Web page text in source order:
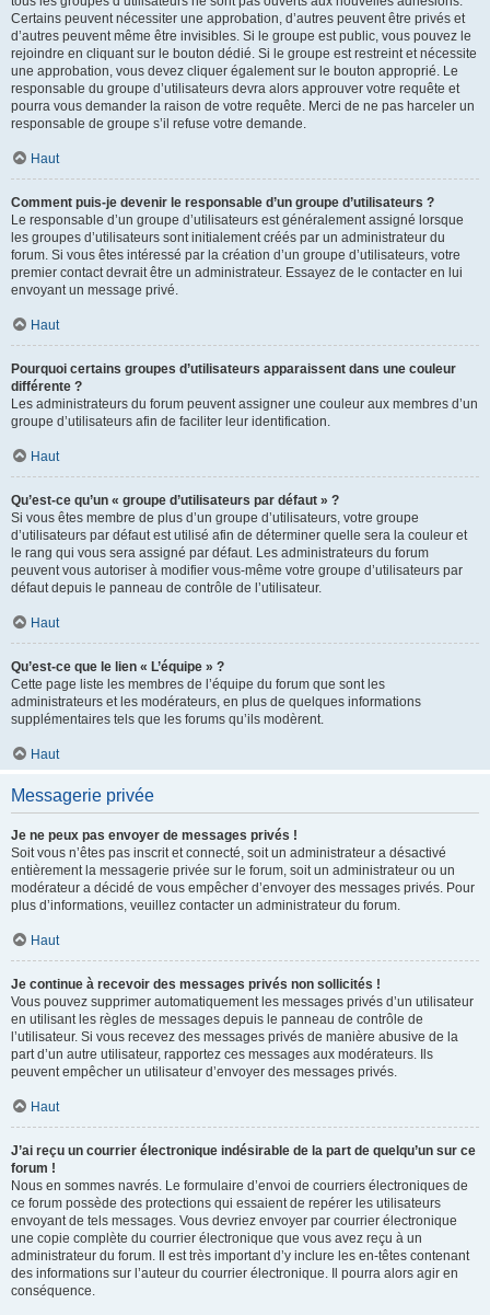
Certains peuvent nécessiter une approbation, d’autres peuvent être privés et
d’autres peuvent même être invisibles. Si le groupe est public, vous pouvez le
rejoindre en cliquant sur le bouton dédié. Si le groupe est restreint et nécessite
une approbation, vous devez cliquer également sur le bouton approprié. Le
responsable du groupe d’utilisateurs devra alors approuver votre requête et
pourra vous demander la raison de votre requête. Merci de ne pas harceler un
responsable de groupe s’il refuse votre demande.
Haut
Comment puis-je devenir le responsable d’un groupe d’utilisateurs ?
Le responsable d’un groupe d’utilisateurs est généralement assigné lorsque
les groupes d’utilisateurs sont initialement créés par un administrateur du
forum. Si vous êtes intéressé par la création d’un groupe d’utilisateurs, votre
premier contact devrait être un administrateur. Essayez de le contacter en lui
envoyant un message privé.
Haut
Pourquoi certains groupes d’utilisateurs apparaissent dans une couleur
différente ?
Les administrateurs du forum peuvent assigner une couleur aux membres d’un
groupe d’utilisateurs afin de faciliter leur identification.
Haut
Qu’est-ce qu’un « groupe d’utilisateurs par défaut » ?
Si vous êtes membre de plus d’un groupe d’utilisateurs, votre groupe
d’utilisateurs par défaut est utilisé afin de déterminer quelle sera la couleur et
le rang qui vous sera assigné par défaut. Les administrateurs du forum
peuvent vous autoriser à modifier vous-même votre groupe d’utilisateurs par
défaut depuis le panneau de contrôle de l’utilisateur.
Haut
Qu’est-ce que le lien « L’équipe » ?
Cette page liste les membres de l’équipe du forum que sont les
administrateurs et les modérateurs, en plus de quelques informations
supplémentaires tels que les forums qu’ils modèrent.
Haut
Messagerie privée
Je ne peux pas envoyer de messages privés !
Soit vous n’êtes pas inscrit et connecté, soit un administrateur a désactivé
entièrement la messagerie privée sur le forum, soit un administrateur ou un
modérateur a décidé de vous empêcher d’envoyer des messages privés. Pour
plus d’informations, veuillez contacter un administrateur du forum.
Haut
Je continue à recevoir des messages privés non sollicités !
Vous pouvez supprimer automatiquement les messages privés d’un utilisateur
en utilisant les règles de messages depuis le panneau de contrôle de
l’utilisateur. Si vous recevez des messages privés de manière abusive de la
part d’un autre utilisateur, rapportez ces messages aux modérateurs. Ils
peuvent empêcher un utilisateur d’envoyer des messages privés.
Haut
J’ai reçu un courrier électronique indésirable de la part de quelqu’un sur ce
forum !
Nous en sommes navrés. Le formulaire d’envoi de courriers électroniques de
ce forum possède des protections qui essaient de repérer les utilisateurs
envoyant de tels messages. Vous devriez envoyer par courrier électronique
une copie complète du courrier électronique que vous avez reçu à un
administrateur du forum. Il est très important d’y inclure les en-têtes contenant
des informations sur l’auteur du courrier électronique. Il pourra alors agir en
conséquence.